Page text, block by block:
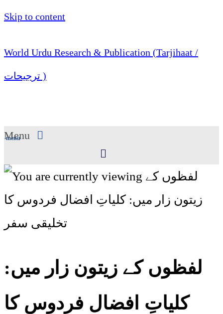
Skip to content
World Urdu Research & Publication (Tarjihaat /
ترجیحات )
Menu
menu
لفظوں کے زیتون زار میں:
کلیاتِ افضال فردوس کا